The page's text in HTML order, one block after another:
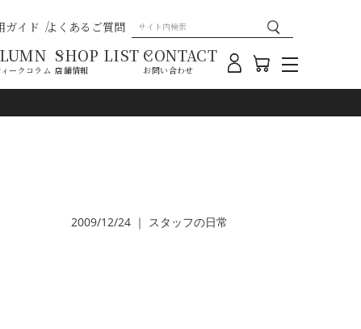
ガイド よくあるご質問
ークコラム
SHOP LIST
店舗情報
CONTACT
お問い合わせ
2009/12/24 ｜ スタッフの日常